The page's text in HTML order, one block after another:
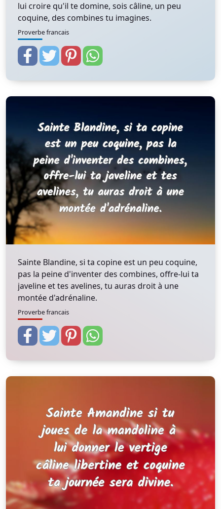
lui croire qu'il te domine, sois câline, un peu
coquine, des combines tu imagines.
Proverbe francais
Sainte Blandine, si ta copine est un peu coquine,
pas la peine d'inventer des combines, offre-lui ta
javeline et tes avelines, tu auras droit à une
montée d'adrénaline.
Proverbe francais